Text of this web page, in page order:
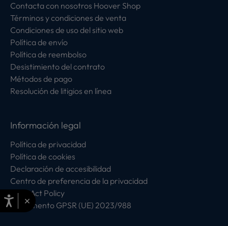
Contacta con nosotros Hoover Shop
Términos y condiciones de venta
Condiciones de uso del sitio web
Política de envío
Política de reembolso
Desistimiento del contrato
Métodos de pago
Resolución de litigios en línea
Información legal
Política de privacidad
Política de cookies
Declaración de accesibilidad
Centro de preferencia de la privacidad
Data Act Policy
Reglamento GPSR (UE) 2023/988
×